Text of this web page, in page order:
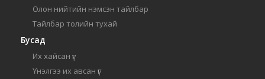
Олон нийтийн нэмсэн тайлбар
Тайлбар толийн тухай
Бусад
Их хайсан үг
Үнэлгээ их авсан үг